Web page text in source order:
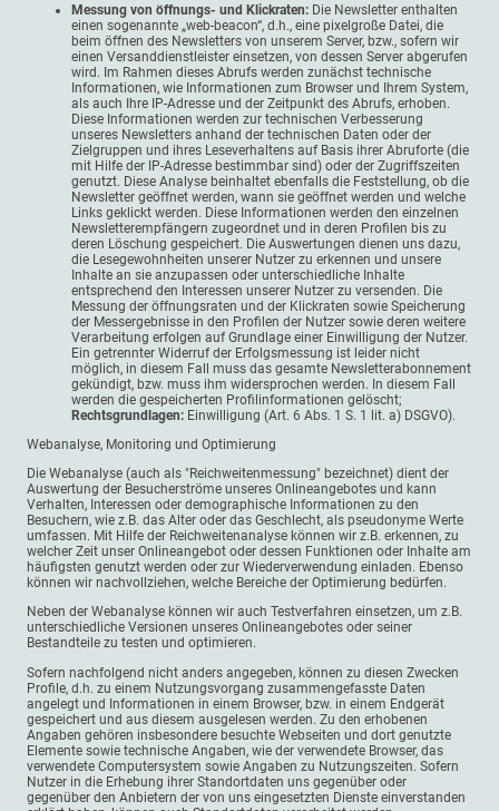
Messung von öffnungs- und Klickraten: Die Newsletter enthalten
einen sogenannte „web-beacon“, d.h., eine pixelgroße Datei, die
beim öffnen des Newsletters von unserem Server, bzw., sofern wir
einen Versanddienstleister einsetzen, von dessen Server abgerufen
wird. Im Rahmen dieses Abrufs werden zunächst technische
Informationen, wie Informationen zum Browser und Ihrem System,
als auch Ihre IP-Adresse und der Zeitpunkt des Abrufs, erhoben.
Diese Informationen werden zur technischen Verbesserung
unseres Newsletters anhand der technischen Daten oder der
Zielgruppen und ihres Leseverhaltens auf Basis ihrer Abruforte (die
mit Hilfe der IP-Adresse bestimmbar sind) oder der Zugriffszeiten
genutzt. Diese Analyse beinhaltet ebenfalls die Feststellung, ob die
Newsletter geöffnet werden, wann sie geöffnet werden und welche
Links geklickt werden. Diese Informationen werden den einzelnen
Newsletterempfängern zugeordnet und in deren Profilen bis zu
deren Löschung gespeichert. Die Auswertungen dienen uns dazu,
die Lesegewohnheiten unserer Nutzer zu erkennen und unsere
Inhalte an sie anzupassen oder unterschiedliche Inhalte
entsprechend den Interessen unserer Nutzer zu versenden. Die
Messung der öffnungsraten und der Klickraten sowie Speicherung
der Messergebnisse in den Profilen der Nutzer sowie deren weitere
Verarbeitung erfolgen auf Grundlage einer Einwilligung der Nutzer.
Ein getrennter Widerruf der Erfolgsmessung ist leider nicht
möglich, in diesem Fall muss das gesamte Newsletterabonnement
gekündigt, bzw. muss ihm widersprochen werden. In diesem Fall
werden die gespeicherten Profilinformationen gelöscht;
Rechtsgrundlagen: Einwilligung (Art. 6 Abs. 1 S. 1 lit. a) DSGVO).
Webanalyse, Monitoring und Optimierung
Die Webanalyse (auch als "Reichweitenmessung" bezeichnet) dient der
Auswertung der Besucherströme unseres Onlineangebotes und kann
Verhalten, Interessen oder demographische Informationen zu den
Besuchern, wie z.B. das Alter oder das Geschlecht, als pseudonyme Werte
umfassen. Mit Hilfe der Reichweitenanalyse können wir z.B. erkennen, zu
welcher Zeit unser Onlineangebot oder dessen Funktionen oder Inhalte am
häufigsten genutzt werden oder zur Wiederverwendung einladen. Ebenso
können wir nachvollziehen, welche Bereiche der Optimierung bedürfen.
Neben der Webanalyse können wir auch Testverfahren einsetzen, um z.B.
unterschiedliche Versionen unseres Onlineangebotes oder seiner
Bestandteile zu testen und optimieren.
Sofern nachfolgend nicht anders angegeben, können zu diesen Zwecken
Profile, d.h. zu einem Nutzungsvorgang zusammengefasste Daten
angelegt und Informationen in einem Browser, bzw. in einem Endgerät
gespeichert und aus diesem ausgelesen werden. Zu den erhobenen
Angaben gehören insbesondere besuchte Webseiten und dort genutzte
Elemente sowie technische Angaben, wie der verwendete Browser, das
verwendete Computersystem sowie Angaben zu Nutzungszeiten. Sofern
Nutzer in die Erhebung ihrer Standortdaten uns gegenüber oder
gegenüber den Anbietern der von uns eingesetzten Dienste einverstanden